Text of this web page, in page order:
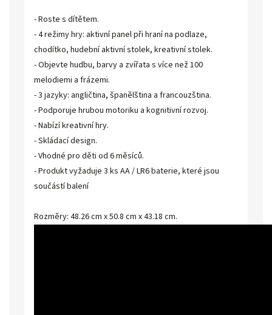
- Roste s dítětem.
- 4 režimy hry: aktivní panel při hraní na podlaze,
chodítko, hudební aktivní stolek, kreativní stolek.
- Objevte hudbu, barvy a zvířata s více než 100
melodiemi a frázemi.
- 3 jazyky: angličtina, španělština a francouzština.
- Podporuje hrubou motoriku a kognitivní rozvoj.
- Nabízí kreativní hry.
- Skládací design.
- Vhodné pro děti od 6 měsíců.
- Produkt vyžaduje 3 ks AA / LR6 baterie, které jsou
součástí balení
Rozměry: 48.26 cm x 50.8 cm x 43.18 cm.